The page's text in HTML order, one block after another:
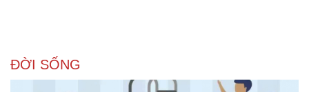
Sản phụ khoa
ĐỜI SỐNG